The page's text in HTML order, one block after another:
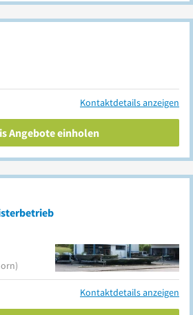
Kontaktdetails anzeigen
Angebote einholen
Kontaktdetails anzeigen